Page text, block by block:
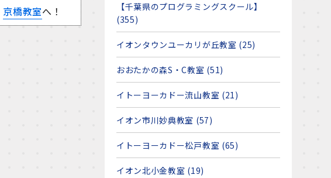
京橋教室へ！
【千葉県のプログラミングスクール】
(355)
イオンタウンユーカリが丘教室 (25)
おおたかの森S・C教室 (51)
イトーヨーカドー流山教室 (21)
イオン市川妙典教室 (57)
イトーヨーカドー松戸教室 (65)
イオン北小金教室 (19)